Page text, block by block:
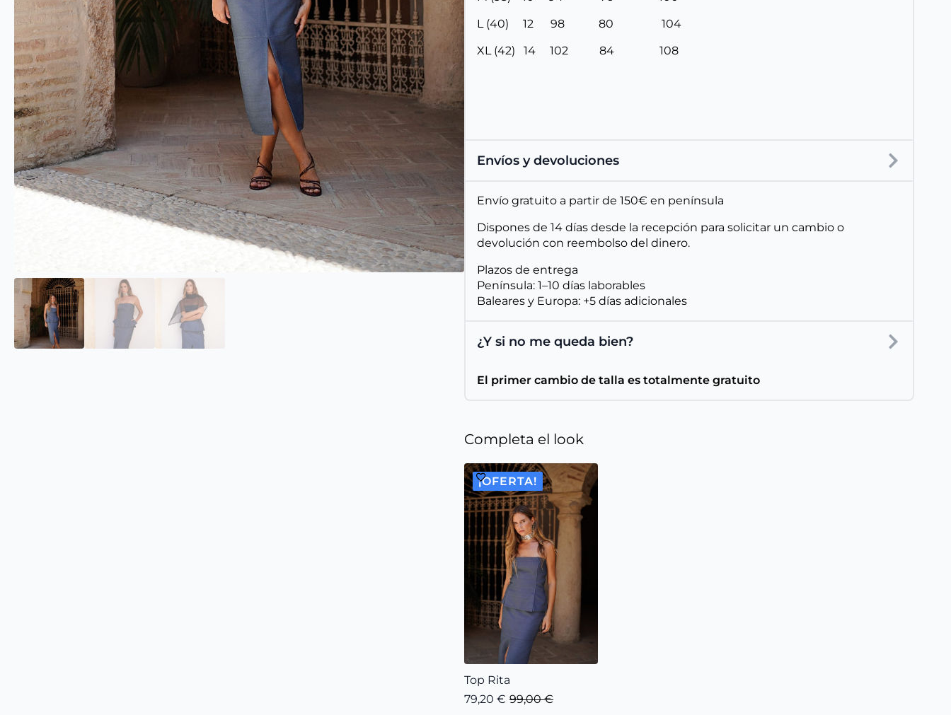
L (40) 12 98 80 104
XL (42) 14 102 84 108
Envíos y devoluciones
Envío gratuito a partir de 150€ en península
Dispones de 14 días desde la recepción para solicitar un cambio o
devolución con reembolso del dinero.
Plazos de entrega
Península: 1–10 días laborables
Baleares y Europa: +5 días adicionales
¿Y si no me queda bien?
El primer cambio de talla es totalmente gratuito
Completa el look
¡OFERTA!
Top Rita
99,00€
El
79,20 €
El